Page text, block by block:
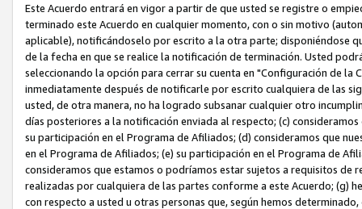
Este Acuerdo entrará en vigor a partir de que usted se registre o
terminado este Acuerdo en cualquier momento, con o sin motivo
aplicable), notificándoselo por escrito a la otra parte; disponiéndose
de la fecha en que se realice la notificación de terminación. Usted
seleccionando la opción para cerrar su cuenta en "Configuración de
inmediatamente después de notificarle por escrito cualquiera de las
usted, de otra manera, no ha logrado subsanar cualquier otro
días posteriores a la notificación enviada al respecto; (c)
su participación en el Programa de Afiliados; (d) consideramos que
en el Programa de Afiliados; (e) su participación en el Programa de
consideramos que estamos o podríamos estar sujetos a requisitos de
realizadas por cualquiera de las partes conforme a este Acuerdo; (g)
con respecto a usted u otras personas que, según hemos